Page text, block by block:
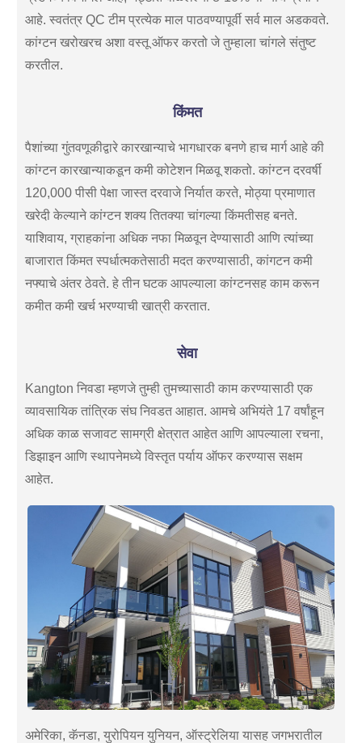
आहे. स्वतंत्र QC टीम प्रत्येक माल पाठवण्यापूर्वी सर्व माल अडकवते.
कांग्टन खरोखरच अशा वस्तू ऑफर करतो जे तुम्हाला चांगले संतुष्ट
करतील.
किंमत
पैशांच्या गुंतवणूकीद्वारे कारखान्याचे भागधारक बनणे हाच मार्ग आहे की
कांग्टन कारखान्याकडून कमी कोटेशन मिळवू शकतो. कांग्टन दरवर्षी
120,000 पीसी पेक्षा जास्त दरवाजे निर्यात करते, मोठ्या प्रमाणात
खरेदी केल्याने कांग्टन शक्य तितक्या चांगल्या किंमतीसह बनते.
याशिवाय, ग्राहकांना अधिक नफा मिळवून देण्यासाठी आणि त्यांच्या
बाजारात किंमत स्पर्धात्मकतेसाठी मदत करण्यासाठी, कांगटन कमी
नफ्याचे अंतर ठेवते. हे तीन घटक आपल्याला कांग्टनसह काम करून
कमीत कमी खर्च भरण्याची खात्री करतात.
सेवा
Kangton निवडा म्हणजे तुम्ही तुमच्यासाठी काम करण्यासाठी एक
व्यावसायिक तांत्रिक संघ निवडत आहात. आमचे अभियंते 17 वर्षांहून
अधिक काळ सजावट सामग्री क्षेत्रात आहेत आणि आपल्याला रचना,
डिझाइन आणि स्थापनेमध्ये विस्तृत पर्याय ऑफर करण्यास सक्षम
आहेत.
अमेरिका, कॅनडा, युरोपियन युनियन, ऑस्ट्रेलिया यासह जगभरातील